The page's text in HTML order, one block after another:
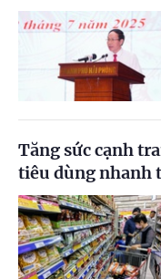
Tăng sức cạnh
tiêu dùng nhanh